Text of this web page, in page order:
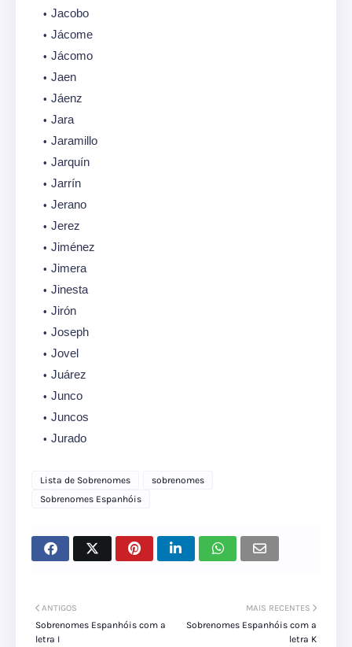
Jacobo
Jácome
Jácomo
Jaen
Jáenz
Jara
Jaramillo
Jarquín
Jarrín
Jerano
Jerez
Jiménez
Jimera
Jinesta
Jirón
Joseph
Jovel
Juárez
Junco
Juncos
Jurado
Lista de Sobrenomes
sobrenomes
Sobrenomes Espanhóis
MAIS RECENTES
Sobrenomes Espanhóis com a
letra K
ANTIGOS
Sobrenomes Espanhóis com a
letra I